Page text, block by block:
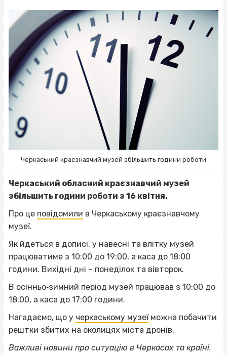
Черкаський краєзнавчий музей збільшить години роботи
Черкаський обласний краєзнавчий музей
збільшить години роботи з 16 квітня.
Про це повідомили в Черкаському краєзнавчому
музеї.
Як йдеться в дописі, у навесні та влітку музей
працюватиме з 10:00 до 19:00, а каса до 18:00
години. Вихідні дні – понеділок та вівторок.
В осінньо‐зимний період музей працював з 10:00 до
18:00, а каса до 17:00 години.
Нагадаємо, що у черкаському музеїможна побачити
рештки збитих на околицях міста дронів.
Важливі новини про ситуацію в Черкасах та країні.